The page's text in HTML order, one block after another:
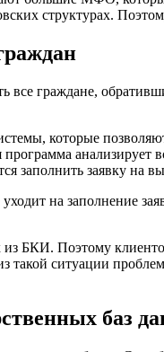
структурах.
все граждане,
которые
анализирует
заполнить заявку на
на заполнение
БКИ. Поэтому
такой ситуации
баз